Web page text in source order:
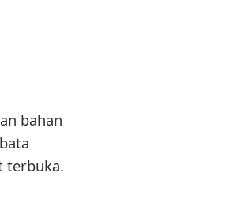
bahan
terbuka.